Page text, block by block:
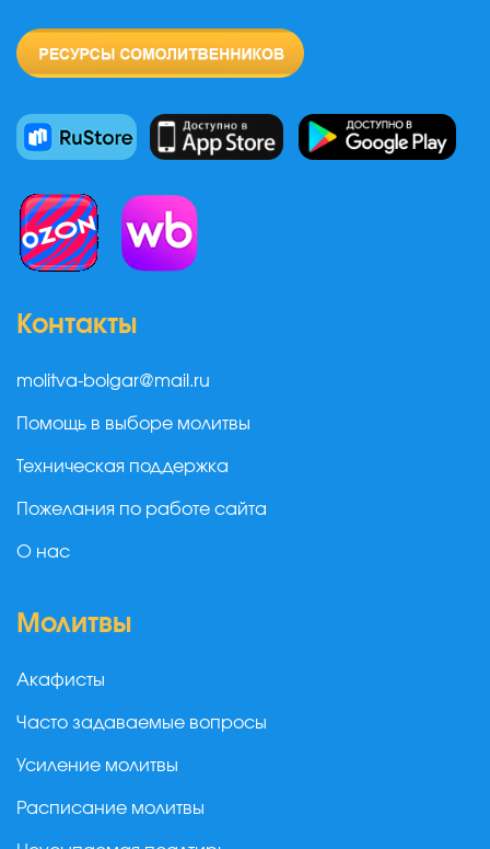
Контакты
molitva-bolgar@mail.ru
Помощь в выборе молитвы
Техническая поддержка
Пожелания по работе сайта
О нас
Молитвы
Акафисты
Часто задаваемые вопросы
Усиление молитвы
Расписание молитвы